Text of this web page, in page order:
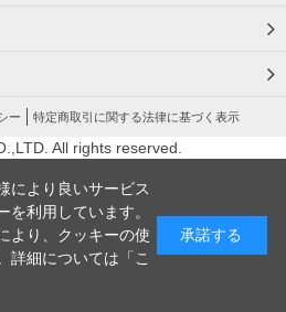
ー 特定商取引に関する法律に基づく表示
All rights reserved.
により良いサービス
を利用しています。
より、クッキーの使
詳細については「 こ
承諾する